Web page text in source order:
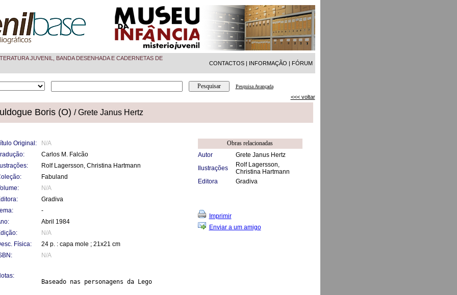
JUVENIL, BANDA DESENHADA E CADERNETAS DE
CONTACTOS | INFORMAÇÃO | FÓRUM
Pesquisa Avançada
<<< voltar
Boris (O) / Grete Janus Hertz
Original:
N/A
Carlos M. Falcão
Ilustrações:
Rolf Lagersson, Christina Hartmann
Fabuland
N/A
Gradiva
-
Abril 1984
N/A
Física:
24 p. : capa mole ; 21x21 cm
N/A
Baseado nas personagens da Lego
Obras relacionadas
Autor
Grete Janus Hertz
Ilustrações
Rolf Lagersson,
Christina Hartmann
Editora
Gradiva
Imprimir
Enviar a um amigo